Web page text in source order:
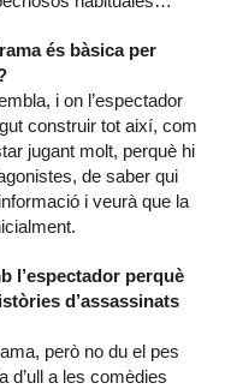
és bàsica per
i on l’espectador
construir tot així, com
jugant molt, perquè hi
de saber qui
i veurà que la
l’espectador perquè
d’assassinats
però no du el pes
d’ull a les comèdies